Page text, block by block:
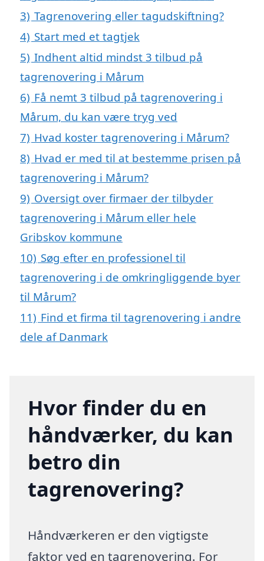
3) Tagrenovering eller tagudskiftning?
4) Start med et tagtjek
5) Indhent altid mindst 3 tilbud på
tagrenovering i Mårum
6) Få nemt 3 tilbud på tagrenovering i
Mårum, du kan være tryg ved
7) Hvad koster tagrenovering i Mårum?
8) Hvad er med til at bestemme prisen på
tagrenovering i Mårum?
9) Oversigt over firmaer der tilbyder
tagrenovering i Mårum eller hele
Gribskov kommune
10) Søg efter en professionel til
tagrenovering i de omkringliggende byer
til Mårum?
11) Find et firma til tagrenovering i andre
dele af Danmark
Hvor finder du en
håndværker, du kan
betro din
tagrenovering?
Håndværkeren er den vigtigste
faktor ved en tagrenovering. For